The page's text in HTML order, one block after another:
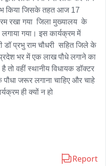
किया जिसके तहत आज 17
रखा गया  जिला मुख्यालय  के
गया। इस कार्यक्रम में
डॉ प्रभु राम चौधरी  सहित जिले के
भर में एक लाख पौधे लगाने का
है तो वहीं स्थानीय विधायक डॉक्टर
जरूर लगाना चाहिए और चाहे
ही क्यों न हो
Report